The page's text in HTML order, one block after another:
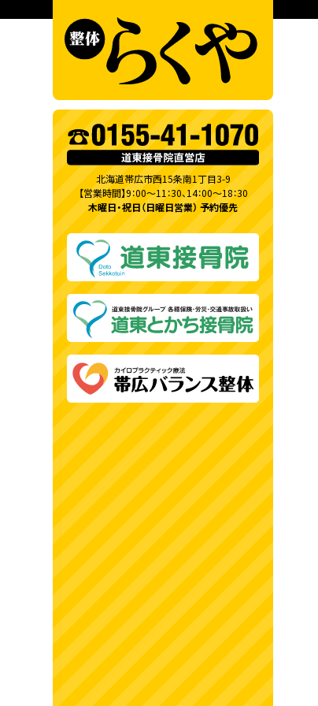
北海道帯広市西15条南1丁目3-9
【営業時間】9：00～11：30、14：00～18：30
木曜日・祝日（日曜日営業） 予約優先